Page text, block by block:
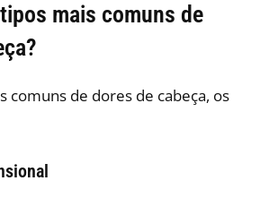
mais comuns de
comuns de dores de cabeça, os